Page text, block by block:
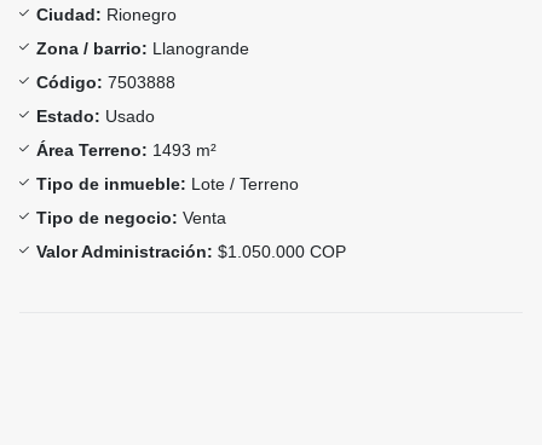
Ciudad: Rionegro
Zona / barrio: Llanogrande
Código: 7503888
Estado: Usado
Área Terreno: 1493 m²
Tipo de inmueble: Lote / Terreno
Tipo de negocio: Venta
Valor Administración: $1.050.000 COP